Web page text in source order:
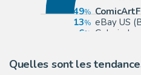
49
13
eBay US
6
Galerie
Quelles sont les